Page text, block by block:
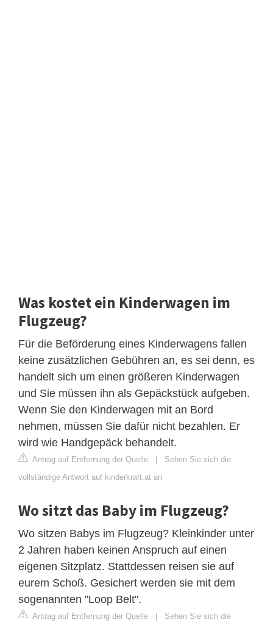
Was kostet ein Kinderwagen im
Flugzeug?
Für die Beförderung eines Kinderwagens fallen
keine zusätzlichen Gebühren an, es sei denn, es
handelt sich um einen größeren Kinderwagen
und Sie müssen ihn als Gepäckstück aufgeben.
Wenn Sie den Kinderwagen mit an Bord
nehmen, müssen Sie dafür nicht bezahlen. Er
wird wie Handgepäck behandelt.
Antrag auf Entfernung der Quelle | Sehen Sie sich die
vollständige Antwort auf kinderkraft.at an
Wo sitzt das Baby im Flugzeug?
Wo sitzen Babys im Flugzeug? Kleinkinder unter
2 Jahren haben keinen Anspruch auf einen
eigenen Sitzplatz. Stattdessen reisen sie auf
eurem Schoß. Gesichert werden sie mit dem
sogenannten "Loop Belt".
Antrag auf Entfernung der Quelle | Sehen Sie sich die